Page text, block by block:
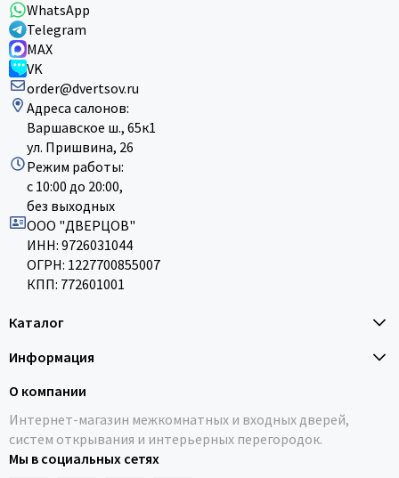
WhatsApp
Telegram
MAX
VK
order@dvertsov.ru
Адреса салонов:
Варшавское ш., 65к1
ул. Пришвина, 26
Режим работы:
с 10:00 до 20:00,
без выходных
ООО "ДВЕРЦОВ"
ИНН: 9726031044
ОГРН: 1227700855007
КПП: 772601001
Каталог
Информация
О компании
Интернет-магазин межкомнатных и входных дверей,
систем открывания и интерьерных перегородок.
Мы в социальных сетях